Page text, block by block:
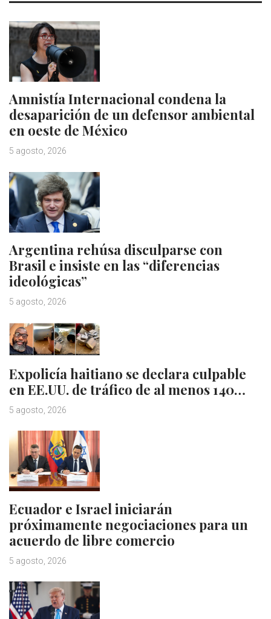
Amnistía Internacional condena la
desaparición de un defensor ambiental
en oeste de México
5 agosto, 2026
Argentina rehúsa disculparse con
Brasil e insiste en las “diferencias
ideológicas”
5 agosto, 2026
Expolicía haitiano se declara culpable
en EE.UU. de tráfico de al menos 140…
5 agosto, 2026
Ecuador e Israel iniciarán
próximamente negociaciones para un
acuerdo de libre comercio
5 agosto, 2026